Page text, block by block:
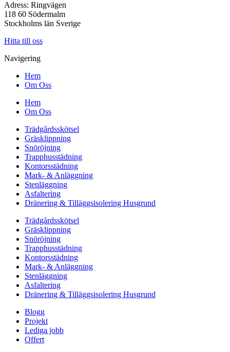
Adress: Ringvägen
118 60 Södermalm
Stockholms län Sverige
Hitta till oss
Navigering
Hem
Om Oss
Hem
Om Oss
Trädgårdsskötsel
Gräsklippning
Snöröjning
Trapphusstädning
Kontorsstädning
Mark- & Anläggning
Stenläggning
Asfaltering
Dränering & Tilläggsisolering Husgrund
Trädgårdsskötsel
Gräsklippning
Snöröjning
Trapphusstädning
Kontorsstädning
Mark- & Anläggning
Stenläggning
Asfaltering
Dränering & Tilläggsisolering Husgrund
Blogg
Projekt
Lediga jobb
Offert